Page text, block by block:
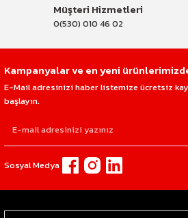
Müşteri Hizmetleri
0(530) 010 46 02
Sosyal Medya
Kampanyalar ve en yeni
E-Mail adresinizi haber listemize ücretsiz
başlayın.